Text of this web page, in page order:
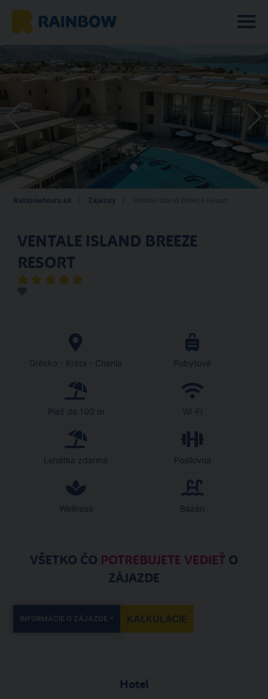
Rainbowtours.sk Zájazdy
VENTALE ISLAND BREEZE
RESORT
Grécko - Kréta - Chania Pobytové
Pláž do 100 m Wi-Fi
Lehátka zdarma Posilovna
Wellness Bazén
VŠETKO ČO POTREBUJETE VEDIEŤ O
ZÁJAZDE
INFORMÁCIE O ZÁJAZDE KALKULÁCIE
Hotel